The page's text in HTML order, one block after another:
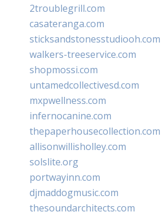
2troublegrill.com
casateranga.com
sticksandstonesstudiooh.com
walkers-treeservice.com
shopmossi.com
untamedcollectivesd.com
mxpwellness.com
infernocanine.com
thepaperhousecollection.com
allisonwillisholley.com
solslite.org
portwayinn.com
djmaddogmusic.com
thesoundarchitects.com